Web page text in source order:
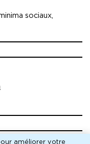
sociaux,
le service de
améliorer votre